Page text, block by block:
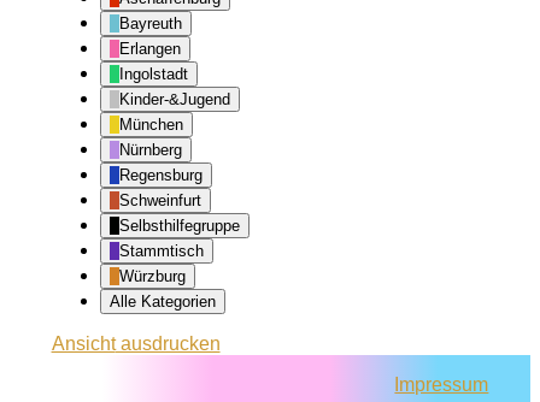
Bayreuth
Erlangen
Ingolstadt
Kinder-&Jugend
München
Nürnberg
Regensburg
Schweinfurt
Selbsthilfegruppe
Stammtisch
Würzburg
Alle Kategorien
Ansichtausdrucken
Impressum